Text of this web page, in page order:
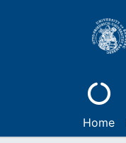
Home